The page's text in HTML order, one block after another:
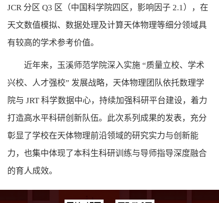
JCR 分区 Q3 区（中国科学院四区，影响因子 2.1），在
天文数值模拟、数据处理及计算天体物理等细分领域具
有较高的学术参考价值。
近年来，玉溪师范学院深入实施 “质量立校、学术
兴校、人才强校” 发展战略，天体物理团队依托数理学
院与 JRT 科学数据中心，持续加强科研平台建设，着力
打造高水平科研创新队伍。此次系列成果的发表，充分
彰显了学校在天体物理前沿领域的研究实力与创新能
力，也集中体现了本科生科研训练与导师指导深度融合
的育人成效。